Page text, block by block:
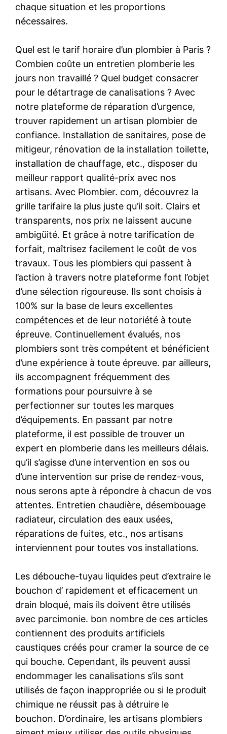
chaque situation et les proportions
nécessaires.
Quel est le tarif horaire d’un plombier à Paris ?
Combien coûte un entretien plomberie les
jours non travaillé ? Quel budget consacrer
pour le détartrage de canalisations ? Avec
notre plateforme de réparation d’urgence,
trouver rapidement un artisan plombier de
confiance. Installation de sanitaires, pose de
mitigeur, rénovation de la installation toilette,
installation de chauffage, etc., disposer du
meilleur rapport qualité-prix avec nos
artisans. Avec Plombier. com, découvrez la
grille tarifaire la plus juste qu’il soit. Clairs et
transparents, nos prix ne laissent aucune
ambigüité. Et grâce à notre tarification de
forfait, maîtrisez facilement le coût de vos
travaux. Tous les plombiers qui passent à
l’action à travers notre plateforme font l’objet
d’une sélection rigoureuse. Ils sont choisis à
100% sur la base de leurs excellentes
compétences et de leur notoriété à toute
épreuve. Continuellement évalués, nos
plombiers sont très compétent et bénéficient
d’une expérience à toute épreuve. par ailleurs,
ils accompagnent fréquemment des
formations pour poursuivre à se
perfectionner sur toutes les marques
d’équipements. En passant par notre
plateforme, il est possible de trouver un
expert en plomberie dans les meilleurs délais.
qu’il s’agisse d’une intervention en sos ou
d’une intervention sur prise de rendez-vous,
nous serons apte à répondre à chacun de vos
attentes. Entretien chaudière, désembouage
radiateur, circulation des eaux usées,
réparations de fuites, etc., nos artisans
interviennent pour toutes vos installations.
Les débouche-tuyau liquides peut d’extraire le
bouchon d’ rapidement et efficacement un
drain bloqué, mais ils doivent être utilisés
avec parcimonie. bon nombre de ces articles
contiennent des produits artificiels
caustiques créés pour cramer la source de ce
qui bouche. Cependant, ils peuvent aussi
endommager les canalisations s’ils sont
utilisés de façon inappropriée ou si le produit
chimique ne réussit pas à détruire le
bouchon. D’ordinaire, les artisans plombiers